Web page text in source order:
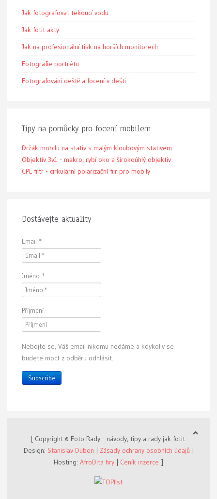
Jak fotografovat tekoucí vodu
Jak fotit akty
Jak na profesionální tisk na horších monitorech
Fotografie portrétu
Fotografování deště a focení v dešti
Tipy na pomůcky pro focení mobilem
Držák mobilu na stativ s malým kloubovým stativem
Objektiv 3v1 - makro, rybí oko a širokoúhlý objektiv
CPL filtr - cirkulární polarizační filr pro mobily
Dostávejte aktuality
Email *
Jméno *
Příjmení
Nebojte se, Váš email nikomu nedáme a kdykoliv se
budete moct z odběru odhlásit.
Subscribe
[ Copyright © Foto Rady - návody, tipy a rady jak fotit.
Design: Stanislav Duben Zásady ochrany osobních údajů|
Hosting: AfroDita hry Ceník inzerce ]